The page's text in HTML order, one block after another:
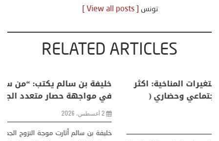
تونس
RELATED ARTICLES
منذر بالضيافي يكتب حول: التغيرات المناخية: اكثر
من ظاهرة طبيعية .. تحول اجتماعي وحضاري (